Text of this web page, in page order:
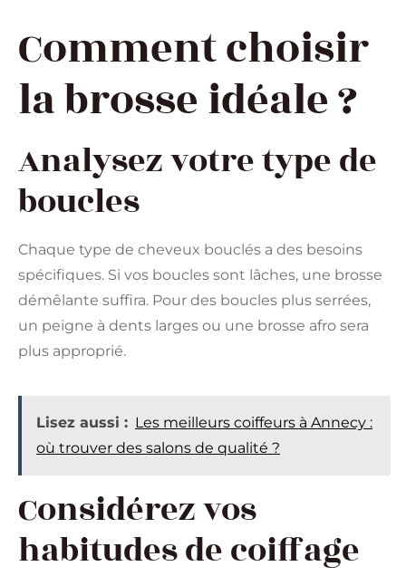
Comment choisir
la brosse idéale ?
Analysez votre type de
boucles
Chaque type de cheveux bouclés a des besoins
spécifiques. Si vos boucles sont lâches, une brosse
démêlante suffira. Pour des boucles plus serrées,
un peigne à dents larges ou une brosse afro sera
plus approprié.
Lisez aussi : Les meilleurs coiffeurs à Annecy :
où trouver des salons de qualité ?
Considérez vos
habitudes de coiffage